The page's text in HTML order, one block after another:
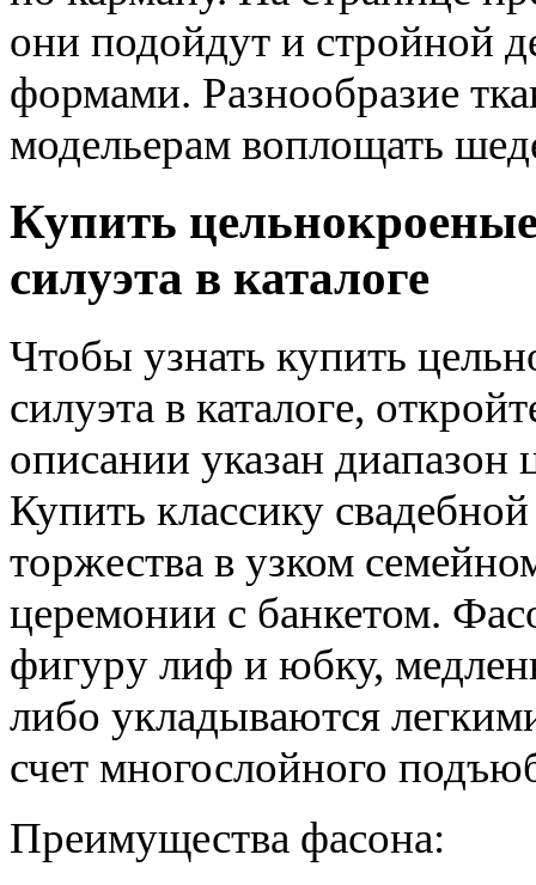
они подойдут и стройной
формами. Разнообразие
модельерам воплощать
Купить
силуэта в каталоге
Чтобы узнать купить
силуэта в каталоге,
описании указан диапазон
Купить классику
торжества в узком
церемонии с банкетом.
фигуру лиф и юбку,
либо укладываются
счет многослойного
Преимущества фасона: